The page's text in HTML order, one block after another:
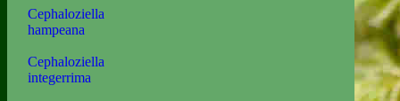
Cephaloziella
hampeana
Cephaloziella
integerrima